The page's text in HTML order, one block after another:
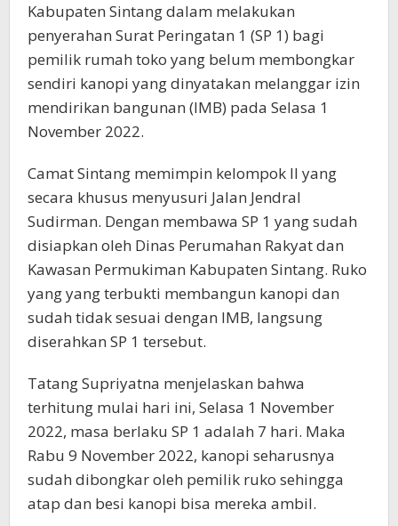
Kabupaten Sintang dalam melakukan
penyerahan Surat Peringatan 1 (SP 1) bagi
pemilik rumah toko yang belum membongkar
sendiri kanopi yang dinyatakan melanggar izin
mendirikan bangunan (IMB) pada Selasa 1
November 2022.
Camat Sintang memimpin kelompok II yang
secara khusus menyusuri Jalan Jendral
Sudirman. Dengan membawa SP 1 yang sudah
disiapkan oleh Dinas Perumahan Rakyat dan
Kawasan Permukiman Kabupaten Sintang. Ruko
yang yang terbukti membangun kanopi dan
sudah tidak sesuai dengan IMB, langsung
diserahkan SP 1 tersebut.
Tatang Supriyatna menjelaskan bahwa
terhitung mulai hari ini, Selasa 1 November
2022, masa berlaku SP 1 adalah 7 hari. Maka
Rabu 9 November 2022, kanopi seharusnya
sudah dibongkar oleh pemilik ruko sehingga
atap dan besi kanopi bisa mereka ambil.